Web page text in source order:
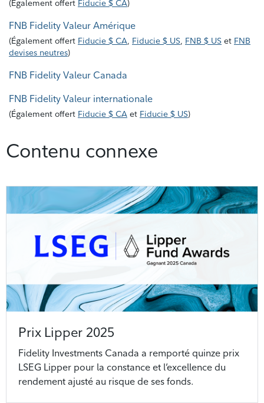
(Également offert Fiducie $ CA)
FNB Fidelity Valeur Amérique
(Également offert Fiducie $ CA, Fiducie $ US, FNB $ US et FNB
devises neutres)
FNB Fidelity Valeur Canada
FNB Fidelity Valeur internationale
(Également offert Fiducie $ CA et Fiducie $ US)
Contenu connexe
Prix Lipper 2025
Fidelity Investments Canada a remporté quinze prix
LSEG Lipper pour la constance et l’excellence du
rendement ajusté au risque de ses fonds.